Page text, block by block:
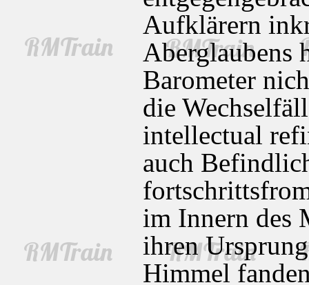
Aufklärern
Aberglaubens
Barometer
die
intellectual
auch
im Innern des
ihren
Himmel